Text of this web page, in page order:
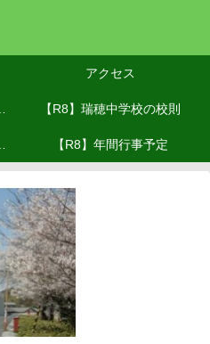
アクセス
【R8】瑞穂中学校の校則
【R8】年間行事予定